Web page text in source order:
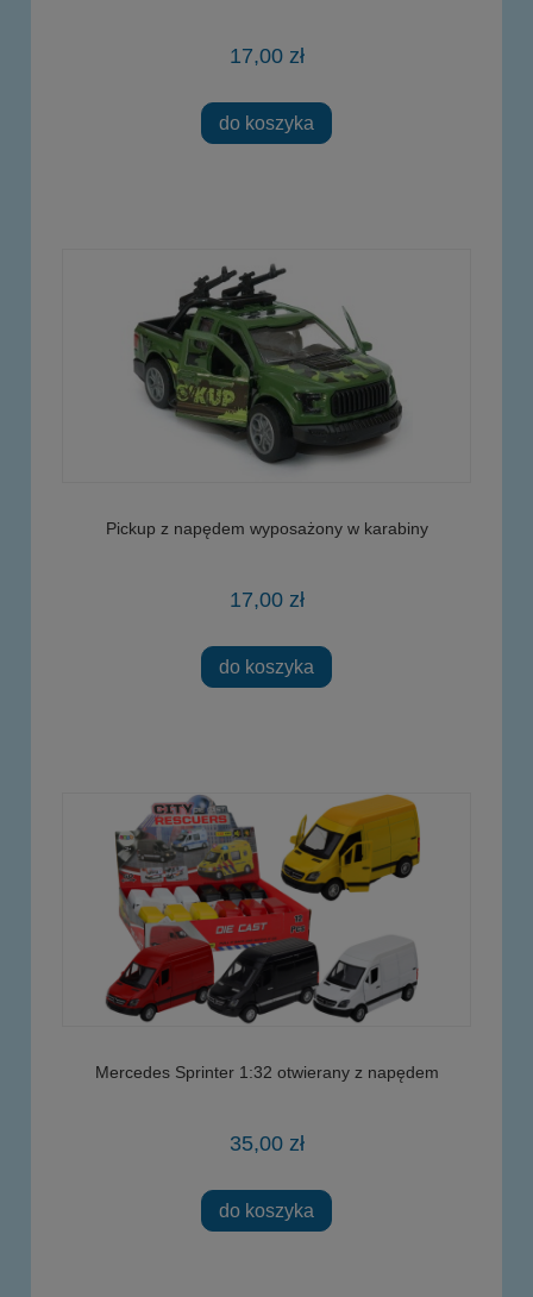
17,00 zł
do koszyka
Pickup z napędem wyposażony w karabiny
17,00 zł
do koszyka
Mercedes Sprinter 1:32 otwierany z napędem
35,00 zł
do koszyka